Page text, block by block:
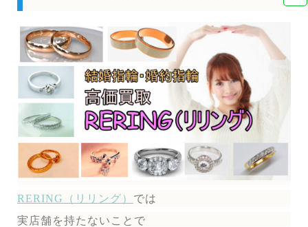
RERING（リリング） では
実店舗を持たないことで